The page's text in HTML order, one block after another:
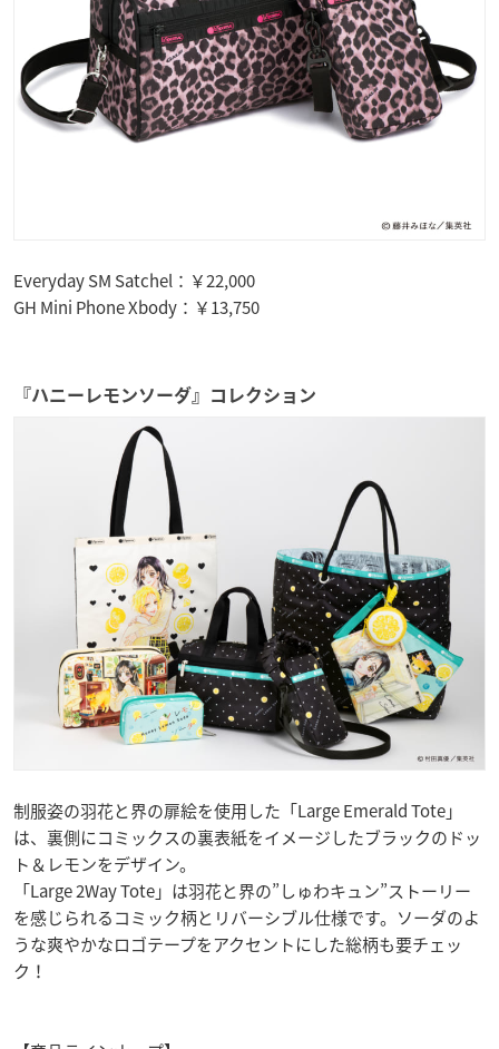
Everyday SM Satchel：￥22,000
GH Mini Phone Xbody：￥13,750
『ハニーレモンソーダ』コレクション
制服姿の羽花と界の扉絵を使用した「Large Emerald Tote」
は、裏側にコミックスの裏表紙をイメージしたブラックのドッ
ト＆レモンをデザイン。
「Large 2Way Tote」は羽花と界の”しゅわキュン”ストーリー
を感じられるコミック柄とリバーシブル仕様です。ソーダのよ
うな爽やかなロゴテープをアクセントにした総柄も要チェッ
ク！